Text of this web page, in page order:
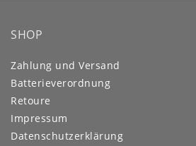
SHOP
Zahlung und Versand
Batterieverordnung
Retoure
Impressum
Daten­schutz­erklärung